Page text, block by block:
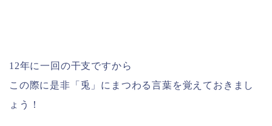
12年に一回の干支ですから
この際に是非「兎」にまつわる言葉を覚えておきまし
ょう！